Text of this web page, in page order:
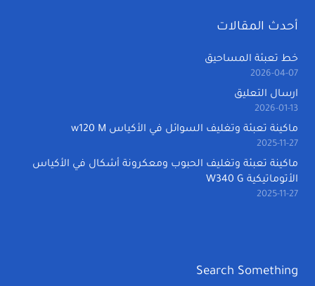
أحدث المقالات
خط تعبئة المساحيق
2026-04-07
ارسال التعليق
2026-01-13
ماكينة تعبئة وتغليف السوائل في الأكياس w120 M
2025-11-27
ماكينة تعبئة وتغليف الحبوب ومعكرونة أشكال في الأكياس
الأتوماتيكية W340 G
2025-11-27
Search Something